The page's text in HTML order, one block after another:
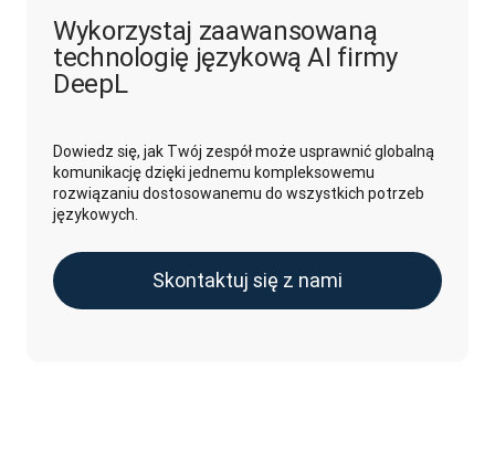
Wykorzystaj zaawansowaną
technologię językową AI firmy
DeepL
Dowiedz się, jak Twój zespół może usprawnić globalną
komunikację dzięki jednemu kompleksowemu
rozwiązaniu dostosowanemu do wszystkich potrzeb
językowych.
Skontaktuj się z nami